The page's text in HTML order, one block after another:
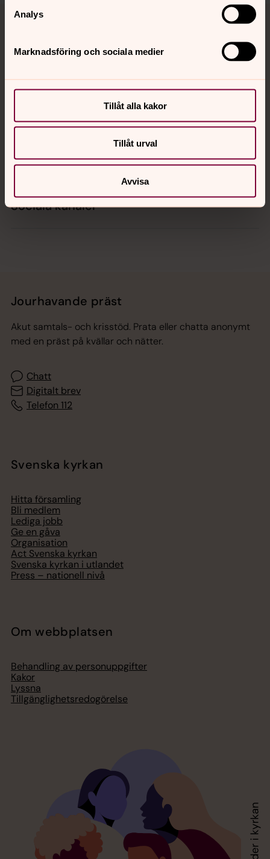
Analys
Marknadsföring och sociala medier
Tillåt alla kakor
Tillåt urval
Avvisa
Tillbaka till toppen
Tillbaka till innehållet
Hitta snabbt
Sociala kanaler
Jourhavande präst
Akut samtals- och krisstöd. Prata eller chatta anonymt
med en präst på kvällar och nätter.
Chatt
Digitalt brev
Telefon 112
Svenska kyrkan
Hitta församling
Bli medlem
Lediga jobb
Ge en gåva
Organisation
Act Svenska kyrkan
Svenska kyrkan i utlandet
Press – nationell nivå
Om webbplatsen
Behandling av personuppgifter
Kakor
Lyssna
Tillgänglighetsredogörelse